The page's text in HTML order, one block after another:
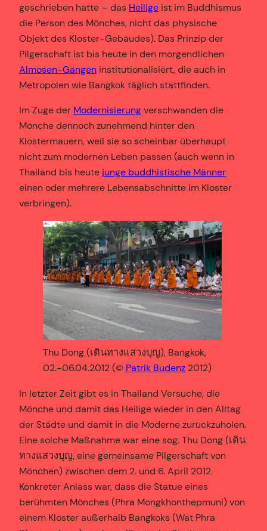
geschrieben hatte – das Heilige ist im Buddhismus
die Person des Mönches, nicht das physische
Objekt des Kloster-Gebäudes). Das Prinzip der
Pilgerschaft ist bis heute in den morgendlichen
Almosen-Gängen institutionalisiert, die auch in
Metropolen wie Bangkok täglich stattfinden.
Im Zuge der Modernisierungverschwanden die
Mönche dennoch zunehmend hinter den
Klostermauern, weil sie so scheinbar überhaupt
nicht zum modernen Leben passen (auch wenn in
Thailand bis heute junge buddhistische Männer
einen oder mehrere Lebensabschnitte im Kloster
verbringen).
Thu Dong (เดินทางแสวงบุญ), Bangkok,
02.-06.04.2012 (© Patrik Budenz 2012)
In letzter Zeit gibt es in Thailand Versuche, die
Mönche und damit das Heilige wieder in den Alltag
der Städte und damit in die Moderne zurückzuholen.
Eine solche Maßnahme war eine sog. Thu Dong (เดิน
ทางแสวงบุญ, eine gemeinsame Pilgerschaft von
Mönchen) zwischen dem 2. und 6. April 2012.
Konkreter Anlass war, dass die Statue eines
berühmten Mönches (Phra Mongkhonthepmuni) von
einem Kloster außerhalb Bangkoks (Wat Phra